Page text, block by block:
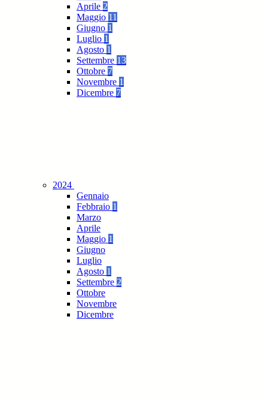
Aprile 2
Maggio 11
Giugno 1
Luglio 1
Agosto 1
Settembre 13
Ottobre 7
Novembre 1
Dicembre 7
2024
Gennaio
Febbraio 1
Marzo
Aprile
Maggio 1
Giugno
Luglio
Agosto 1
Settembre 2
Ottobre
Novembre
Dicembre